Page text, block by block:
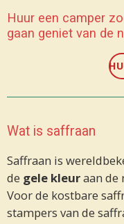
Huur een camper
gaan geniet van de
Wat is saffraan
Saffraan is
de gele kleuraan de
Voor de kostbare
stampers van de